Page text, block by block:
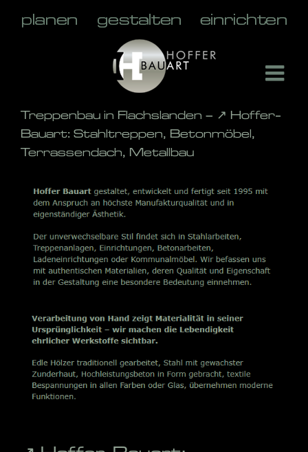
Treppenbau in Flachslanden – ↗️ Hoffer-
Bauart: Stahltreppen, Betonmöbel,
Terrassendach, Metallbau